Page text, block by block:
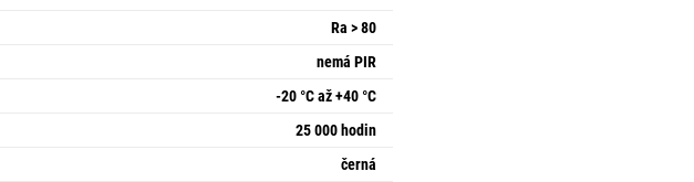
Ra > 80
nemá PIR
-20 °C až +40 °C
25 000 hodin
černá